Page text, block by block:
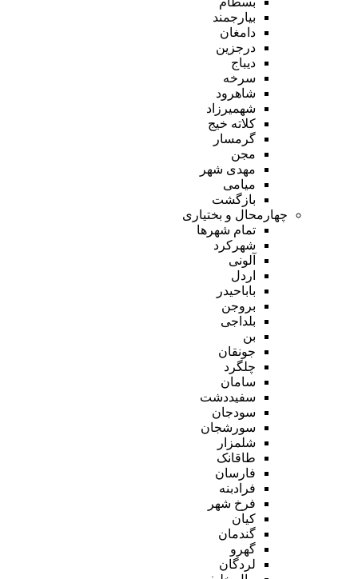
بیارجمند
دامغان
درجزین
دیباج
سرخه
شاهرود
شهمیرزاد
کلاته خیج
گرمسار
مجن
مهدی شهر
میامی
بازگشت
چهارمحال و بختیاری
تمام شهر‌ها
شهرکرد
آلونی
اردل
باباحیدر
بروجن
بلداجی
بن
جونقان
چلگرد
سامان
سفیددشت
سودجان
سورشجان
شلمزار
طاقانک
فارسان
فرادبنه
فرخ شهر
کیان
گندمان
گهرو
لردگان